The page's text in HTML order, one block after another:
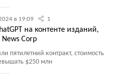
в 19:09 1
на контенте изданий,
Corp
пятилетний контракт, стоимость
$250 млн